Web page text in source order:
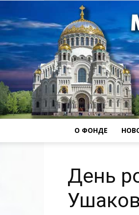
О ФОНДЕ
День